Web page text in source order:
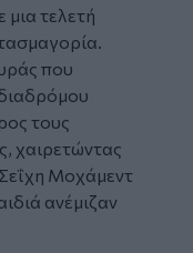
τελετή
που
τους
χαιρετώντας
Μοχάμεντ
ανέμιζαν